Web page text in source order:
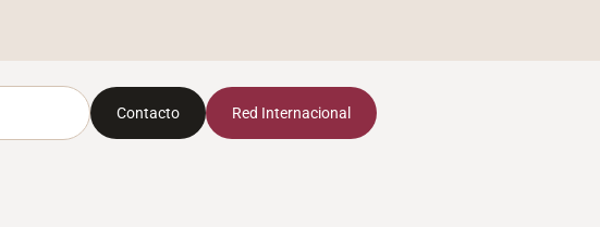
Contacto Red Internacional